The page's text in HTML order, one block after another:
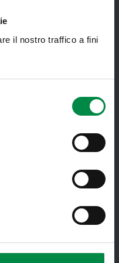
il nostro traffico a fini